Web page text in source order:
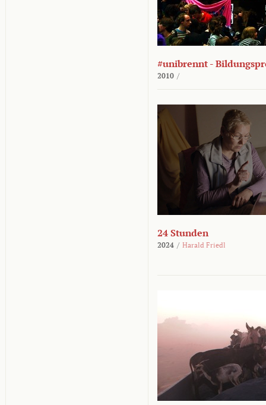
#unibrennt -
2010 /
24 Stunden
2024 / Harald Friedl